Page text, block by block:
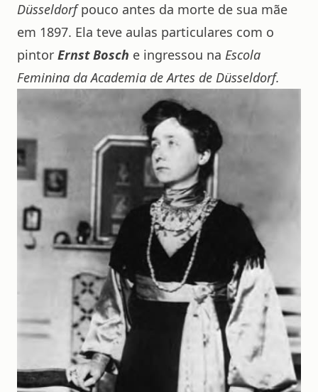
Düsseldorfpouco antes da morte de sua mãe
em 1897. Ela teve aulas particulares com o
pintor Ernst Bosch e ingressou na Escola
Feminina da Academia de Artes de Düsseldorf.